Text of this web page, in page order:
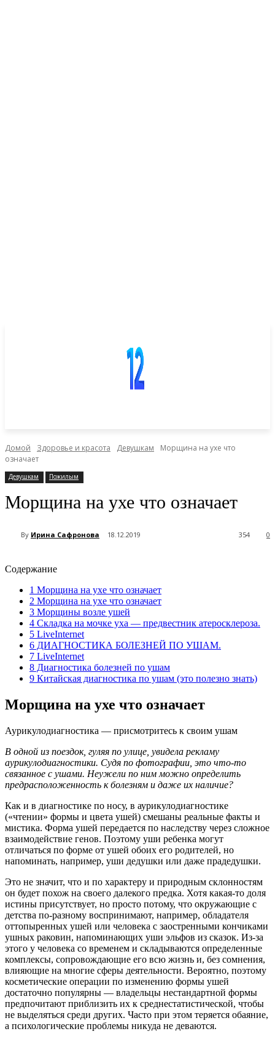
Домой Здоровье и красота Девушкам
Морщина на ухе что
означает
Девушкам Пожилым
Морщина на ухе что означает
By Ирина Сафронова 18.12.2019 0
354
Содержание
1 Морщина на ухе что означает
2 Морщина на ухе что означает
3 Морщины возле ушей
4 Складка на мочке уха — предвестник атеросклероза.
5 LiveInternet
6 ДИАГНОСТИКА БОЛЕЗНЕЙ ПО УШАМ.
7 LiveInternet
8 Диагностика болезней по ушам
9 Китайская диагностика по ушам (это полезно знать)
Морщина на ухе что означает
Аурикулодиагностика — присмотритесь к своим ушам
В одной из поездок, гуляя по улице, увидела рекламу
аурикулодиагностики. Судя по фотографии, это что-то
связанное с ушами. Неужели по ним можно определить
предрасположенность к болезням и даже их наличие?
Как и в диагностике по носу, в аурикулодиагностике
(«чтении» формы и цвета ушей) смешаны реальные факты и
мистика. Форма ушей передается по наследству через сложное
взаимодействие генов. Поэтому уши ребенка могут
отличаться по форме от ушей обоих его родителей, но
напоминать, например, уши дедушки или даже прадедушки.
Это не значит, что и по характеру и природным склонностям
он будет похож на своего далекого предка. Хотя какая-то доля
истины присутствует, но просто потому, что окружающие с
детства по-разному воспринимают, например, обладателя
оттопыренных ушей или человека с заостренными кончиками
ушных раковин, напоминающих уши эльфов из сказок. Из-за
этого у человека со временем и складываются определенные
комплексы, сопровождающие его всю жизнь и, без сомнения,
влияющие на многие сферы деятельности. Вероятно, поэтому
косметические операции по изменению формы ушей
достаточно популярны — владельцы нестандартной формы
предпочитают приблизить их к среднестатистической, чтобы
не выделяться среди других. Часто при этом теряется обаяние,
а психологические проблемы никуда не деваются.